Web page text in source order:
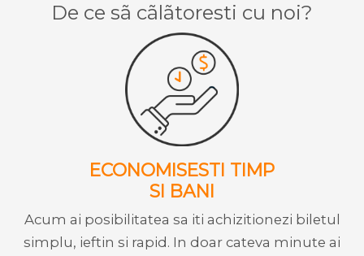
De ce sã cãlãtoresti cu noi?
ECONOMISESTI TIMP
SI BANI
Acum ai posibilitatea sa iti achizitionezi biletul
simplu, ieftin si rapid. In doar cateva minute ai